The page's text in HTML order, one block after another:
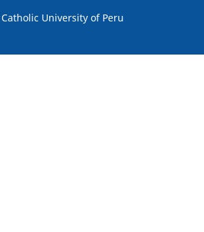
University of Peru